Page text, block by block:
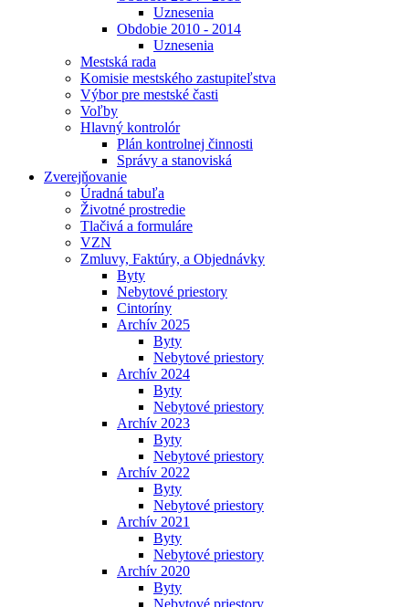
Uznesenia
Obdobie 2010 - 2014
Uznesenia
Mestská rada
Komisie mestského zastupiteľstva
Výbor pre mestské časti
Voľby
Hlavný kontrolór
Plán kontrolnej činnosti
Správy a stanoviská
Zverejňovanie
Úradná tabuľa
Životné prostredie
Tlačivá a formuláre
VZN
Zmluvy, Faktúry, a Objednávky
Byty
Nebytové priestory
Cintoríny
Archív 2025
Byty
Nebytové priestory
Archív 2024
Byty
Nebytové priestory
Archív 2023
Byty
Nebytové priestory
Archív 2022
Byty
Nebytové priestory
Archív 2021
Byty
Nebytové priestory
Archív 2020
Byty
Nebytové priestory